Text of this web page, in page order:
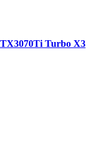
Turbo X3